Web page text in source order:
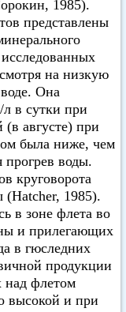
1985).
представлены
на низкую
Она
л в сутки при
августе) при
была ниже, чем
прогрев воды.
круговорота
(Hatcher, 1985).
в зоне флета во
и прилегающих
в гюследних
продукции
над флетом
высокой и при